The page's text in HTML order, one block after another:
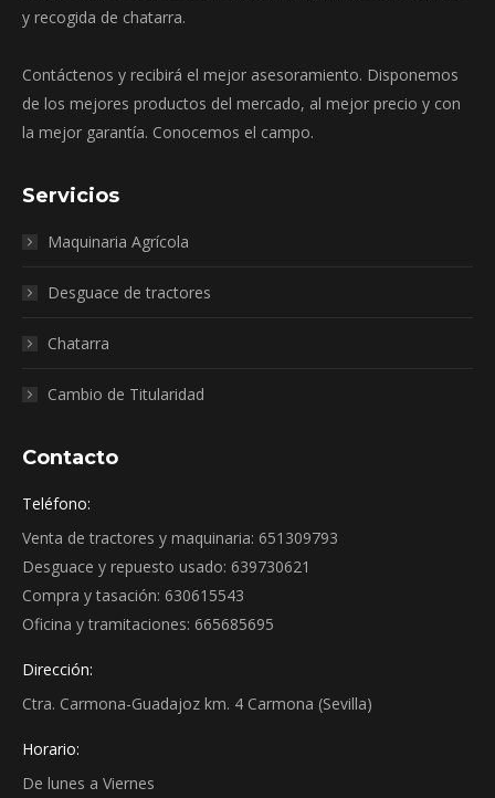
y recogida de chatarra.
Contáctenos y recibirá el mejor asesoramiento. Disponemos
de los mejores productos del mercado, al mejor precio y con
la mejor garantía. Conocemos el campo.
Servicios
Maquinaria Agrícola
Desguace de tractores
Chatarra
Cambio de Titularidad
Contacto
Teléfono:
Venta de tractores y maquinaria: 651309793
Desguace y repuesto usado: 639730621
Compra y tasación: 630615543
Oficina y tramitaciones: 665685695
Dirección:
Ctra. Carmona-Guadajoz km. 4 Carmona (Sevilla)
Horario:
De lunes a Viernes